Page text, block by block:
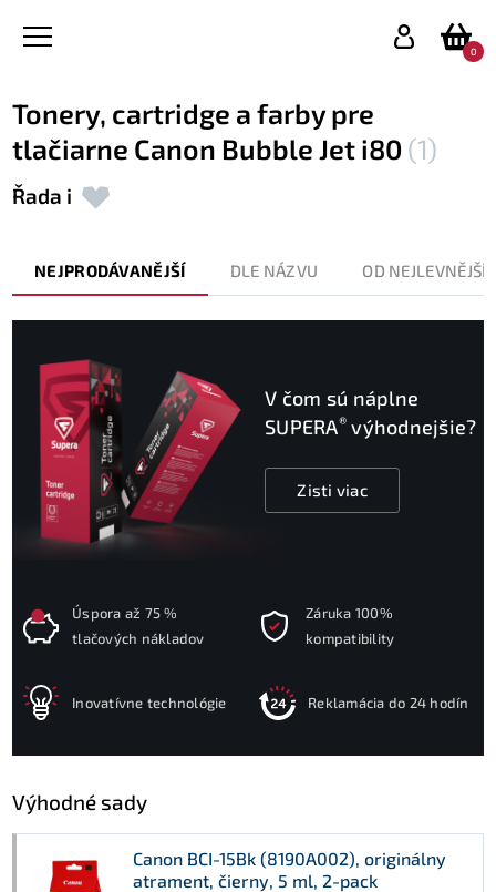
0
Tonery, cartridge a farby pre
tlačiarne Canon Bubble Jet i80 (1)
Řada i
NEJPRODÁVANĚJŠÍ DLE NÁZVU OD
V čom sú náplne
SUPERA® výhodnejšie?
Zisti viac
Úspora až 75 %
tlačových nákladov
Záruka 100%
kompatibility
Inovatívne technológie Reklamácia do 24 hodín
Výhodné sady
Canon BCI-15Bk (8190A002), originálny
atrament, čierny, 5 ml, 2-pack